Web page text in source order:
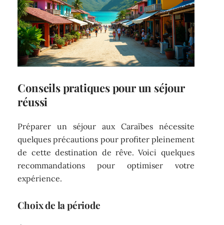
Conseils pratiques pour un séjour
réussi
Préparer un séjour aux Caraïbes nécessite
quelques précautions pour profiter pleinement
de cette destination de rêve. Voici quelques
recommandations pour optimiser votre
expérience.
Choix de la période